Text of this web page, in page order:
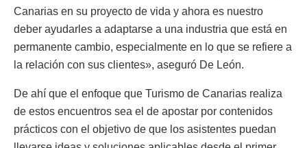
Canarias en su proyecto de vida y ahora es nuestro
deber ayudarles a adaptarse a una industria que está en
permanente cambio, especialmente en lo que se refiere a
la relación con sus clientes», aseguró De León.
De ahí que el enfoque que Turismo de Canarias realiza
de estos encuentros sea el de apostar por contenidos
prácticos con el objetivo de que los asistentes puedan